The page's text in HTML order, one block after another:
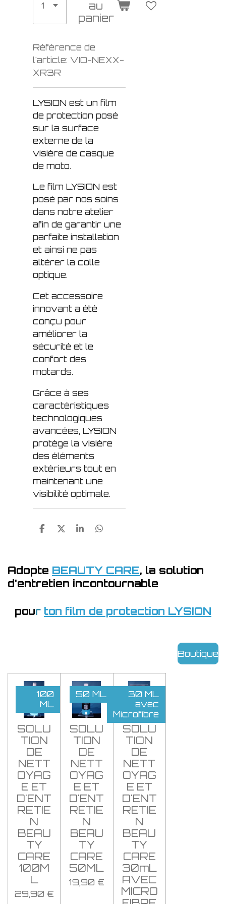
au
panier
Référence de
l'article: VIO-NEXX-
XR3R
LYSION est un film
de protection posé
sur la surface
externe de la
visière de casque
de moto.
Le film LYSION est
posé par nos soins
dans notre atelier
afin de garantir une
parfaite installation
et ainsi ne pas
altérer la colle
optique.
Cet accessoire
innovant a été
conçu pour
améliorer la
sécurité et le
confort des
motards.
Grâce à ses
caractéristiques
technologiques
avancées, LYSION
protège la visière
des éléments
extérieurs tout en
maintenant une
visibilité optimale.
P
a
g
e
P
a
g
e
P
a
g
e
P
a
g
e
Adopte BEAUTY CARE, la solution
d'entretien incontournable
pour ton film de protection LYSION
Boutique
100
ML
SOLU
TION
DE
NETT
OYAG
E ET
D'ENT
RETIE
N
BEAU
TY
CARE
100M
L
29,90 €
50 ML
SOLU
TION
DE
NETT
OYAG
E ET
D'ENT
RETIE
N
BEAU
TY
CARE
50ML
19,90 €
30 ML
avec
Microfibre
SOLU
TION
DE
NETT
OYAG
E ET
D'ENT
RETIE
N
BEAU
TY
CARE
30mL
AVEC
MICRO